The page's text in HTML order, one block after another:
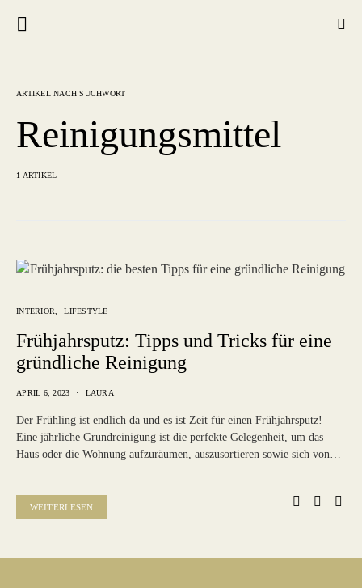
ARTIKEL NACH SUCHWORT
Reinigungsmittel
1 ARTIKEL
INTERIOR LIFESTYLE
Frühjahrsputz: Tipps und Tricks für eine
gründliche Reinigung
APRIL 6, 2023 LAURA
Der Frühling ist endlich da und es ist Zeit für einen Frühjahrsputz!
Eine jährliche Grundreinigung ist die perfekte Gelegenheit, um das
Haus oder die Wohnung aufzuräumen, auszusortieren sowie sich von…
WEITERLESEN